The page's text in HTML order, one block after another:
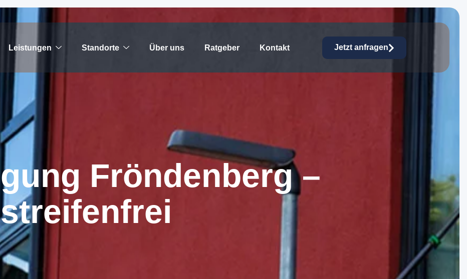
Leistungen Standorte Über uns Ratgeber Kontakt Jetzt anfragen
gung Fröndenberg –
streifenfrei